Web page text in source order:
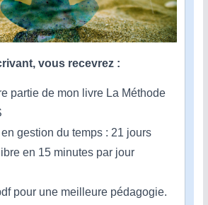
vous recevrez :
partie de mon livre La Méthode
gestion du temps : 21 jours
en 15 minutes par jour
pour une meilleure pédagogie.